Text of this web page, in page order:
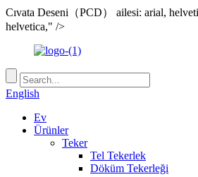
Cıvata Deseni（PCD） ailesi: arial,
helvetica," />
English
Ev
Ürünler
Teker
Tel Tekerlek
Döküm Tekerleği